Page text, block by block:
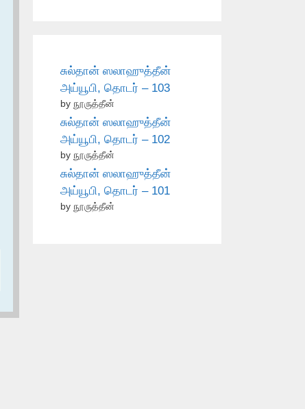
சுல்தான் ஸலாஹுத்தீன்
அய்யூபி, தொடர் – 103
by நூருத்தீன்
சுல்தான் ஸலாஹுத்தீன்
அய்யூபி, தொடர் – 102
by நூருத்தீன்
சுல்தான் ஸலாஹுத்தீன்
அய்யூபி, தொடர் – 101
by நூருத்தீன்